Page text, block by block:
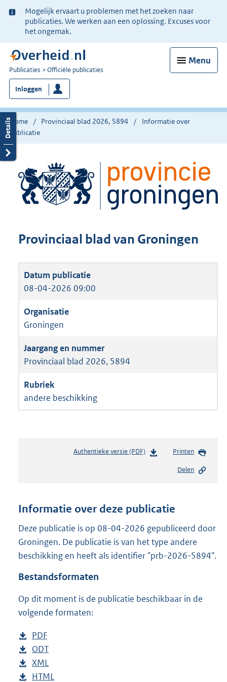
Ter
informatie:
Mogelijk ervaart u problemen met het zoeken naar
publicaties. We werken aan een oplossing. Excuses voor
het ongemak.
Menu
U
bent
nu
hier:
Publicaties Officiële publicaties
Inloggen
Home Provinciaal blad 2026, 5894
Informatie over
publicatie
Provinciaal blad van Groningen
08-04-2026 09:00
Groningen
Provinciaal blad 2026, 5894
andere beschikking
Authentieke versie (PDF)b
n
s
r
e
Printen
Delen
Informatie over deze publicatie
Deze publicatie is op 08-04-2026 gepubliceerd door
Groningen. De publicatie is van het type andere
beschikking en heeft als identifier "prb-2026-5894".
Bestandsformaten
Op dit moment is de publicatie beschikbaar in de
volgende formaten:
D
o
w
n
PDF
e
s
t
D
o
w
ODT
s
D
o
XML
e
D
HTML